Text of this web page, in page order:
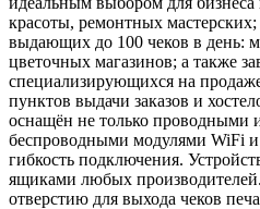
красоты, ремонтных
выдающих до 100 чеков в день:
цветочных магазинов; а также
специализирующихся на
пунктов выдачи заказов и
оснащён не только проводными
беспроводными модулями WiFi и
гибкость подключения.
ящиками любых
отверстию для выхода чеков